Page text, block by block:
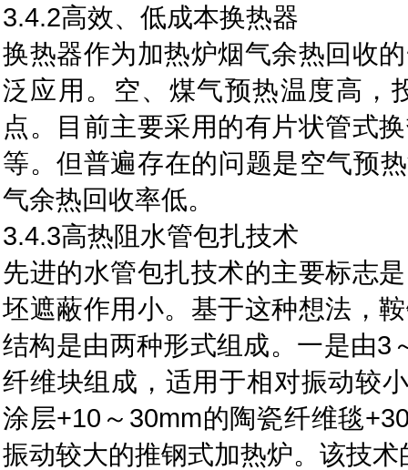
3.4.2高效、低成本换热器
换热器作为加热炉烟气余热回收
泛应用。空、煤气预热温度高，
点。目前主要采用的有片状管式
等。但普遍存在的问题是空气预
气余热回收率低。
3.4.3高热阻水管包扎技术
先进的水管包扎技术的主要标志
坯遮蔽作用小。基于这种想法，
结构是由两种形式组成。一是由3
纤维块组成，适用于相对振动较
涂层+10～30mm的陶瓷纤维毯
振动较大的推钢式加热炉。该技